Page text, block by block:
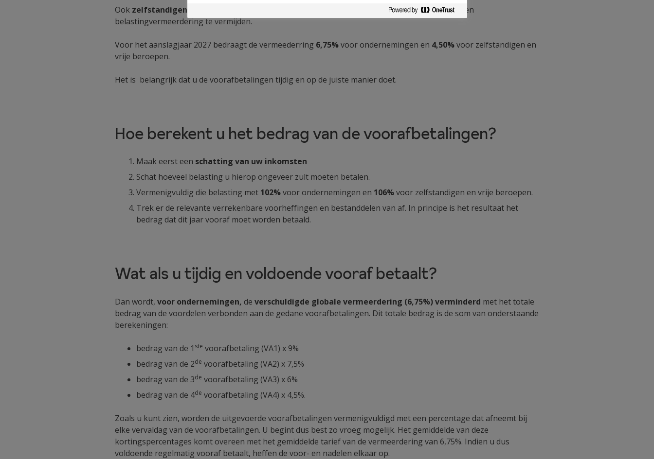
Ook zelfstandigen en beoefenaars van een vrij beroep
moeten voorafbetalingen doen om een
belastingvermeerdering te vermijden.
Voor het aanslagjaar 2027 bedraagt de vermeederring 6,75%voor ondernemingen en 4,50%voor zelfstandigen en
vrije beroepen.
Het is belangrijk dat u de voorafbetalingen tijdig en op de juiste manier doet.
Hoe berekent u het bedrag van de voorafbetalingen?
Maak eerst een schatting van uw inkomsten
Schat hoeveel belasting u hierop ongeveer zult moeten betalen.
Vermenigvuldig die belasting met 102%voor ondernemingen en 106%voor zelfstandigen en vrije beroepen.
Trek er de relevante verrekenbare voorheffingen en bestanddelen van af. In principe is het resultaat het
bedrag dat dit jaar vooraf moet worden betaald.
Wat als u tijdig en voldoende vooraf betaalt?
Dan wordt, voor ondernemingen, de verschuldigde globale vermeerdering (6,75%) verminderd met het totale
bedrag van de voordelen verbonden aan de gedane voorafbetalingen. Dit totale bedrag is de som van onderstaande
berekeningen:
bedrag van de 1 ste voorafbetaling (VA1) x 9%
bedrag van de 2de voorafbetaling (VA2) x 7,5%
bedrag van de 3de voorafbetaling (VA3) x 6%
bedrag van de 4de voorafbetaling (VA4) x 4,5%.
Zoals u kunt zien, worden de uitgevoerde voorafbetalingen vermenigvuldigd met een percentage dat afneemt bij
elke vervaldag van de voorafbetalingen. U begint dus best zo vroeg mogelijk. Het gemiddelde van deze
kortingspercentages komt overeen met het gemiddelde tarief van de vermeerdering van 6,75%. Indien u dus
voldoende regelmatig vooraf betaalt, heffen de voor- en nadelen elkaar op.